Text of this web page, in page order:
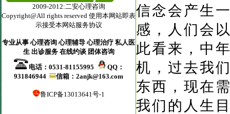
信念会产生
感，人们会
此看来，中
机，过去我
东西，现在
我们的人生
2009-2012:二安心理咨询
Copyright@All rights reserved 使用本网站即表
示接受本网站服务协议
专业从事 心理咨询 心理辅导 心理治疗 私人医
生 出诊服务 在线约谈 团体咨询
电话：0531-81155995
QQ：
931846944
信箱：2anjk@163.com
鲁ICP备13013641号-1